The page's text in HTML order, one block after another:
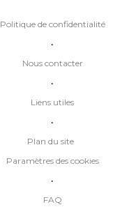
Plan du site
•
Liens utiles
•
Nous contacter
•
Politique de confidentialité
FAQ
•
Paramètres des cookies